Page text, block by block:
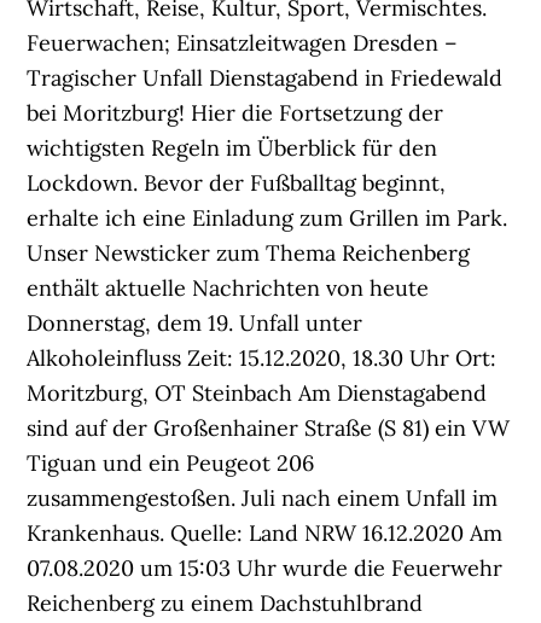
Wirtschaft, Reise, Kultur, Sport, Vermischtes.
Feuerwachen; Einsatzleitwagen Dresden –
Tragischer Unfall Dienstagabend in Friedewald
bei Moritzburg! Hier die Fortsetzung der
wichtigsten Regeln im Überblick für den
Lockdown. Bevor der Fußballtag beginnt,
erhalte ich eine Einladung zum Grillen im Park.
Unser Newsticker zum Thema Reichenberg
enthält aktuelle Nachrichten von heute
Donnerstag, dem 19. Unfall unter
Alkoholeinfluss Zeit: 15.12.2020, 18.30 Uhr Ort:
Moritzburg, OT Steinbach Am Dienstagabend
sind auf der Großenhainer Straße (S 81) ein VW
Tiguan und ein Peugeot 206
zusammengestoßen. Juli nach einem Unfall im
Krankenhaus. Quelle: Land NRW 16.12.2020 Am
07.08.2020 um 15:03 Uhr wurde die Feuerwehr
Reichenberg zu einem Dachstuhlbrand